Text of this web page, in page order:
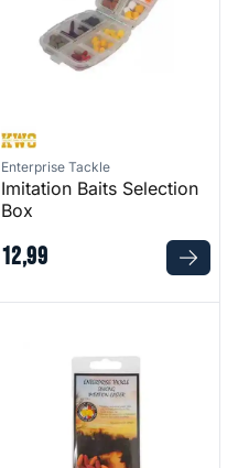
Enterprise Tackle
Imitation Baits Selection
Box
12,99